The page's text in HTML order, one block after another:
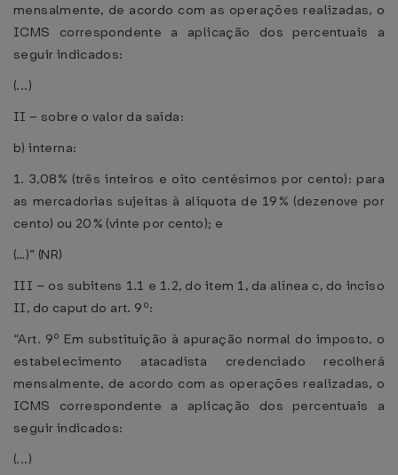
mensalmente, de acordo com as operações realizadas, o
ICMS correspondente a aplicação dos percentuais a
seguir indicados:
(...)
II – sobre o valor da saída:
b) interna:
1. 3,08% (três inteiros e oito centésimos por cento): para
as mercadorias sujeitas à alíquota de 19% (dezenove por
cento) ou 20% (vinte por cento); e
(…)” (NR)
III – os subitens 1.1 e 1.2, do item 1, da alínea c, do inciso
II, do caput do art. 9º:
“Art. 9º Em substituição à apuração normal do imposto, o
estabelecimento atacadista credenciado recolherá
mensalmente, de acordo com as operações realizadas, o
ICMS correspondente a aplicação dos percentuais a
seguir indicados:
(...)